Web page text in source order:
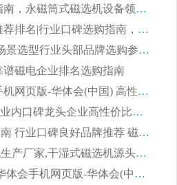
2026 评价高的磁选机品牌推荐选购指南，永磁筒式磁选机设备领域强者全景行业口碑解析
2026 国内平板磁选机靠谱生产厂家推荐排名|行业口碑选购指南，领域强者按需选设备
2026 磁选机靠谱生产厂家全梳理 分场景选型行业头部品牌选购参考攻略
磁电企业排名选购指南
2026 磁选机靠谱厂家排名｜华体会手机网页版-华体会(中国) 高性价比磁选机磁电品牌
2026 顺流河沙磁选机厂家挑选攻略 | 业内口碑龙头企业高性价比品牌推荐
2026平板磁选机靠谱生产厂家选购指南 行业口碑良好品牌推荐 磁电领域实力强者
2026高分选精度冶金行业专用磁选机生产厂家,干湿式磁选机源头供应商推荐
2026 选矿永磁筒式磁选机挑选指南 华体会手机网页版-华体会(中国) 推荐品牌行业口碑佳实力突出